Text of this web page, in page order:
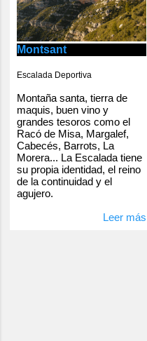
Montsant
Escalada Deportiva
Montaña santa, tierra de
maquis, buen vino y
grandes tesoros como el
Racó de Misa, Margalef,
Cabecés, Barrots, La
Morera... La Escalada tiene
su propia identidad, el reino
de la continuidad y el
agujero.
Leer más